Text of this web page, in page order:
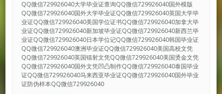
QQ微信729926040大学毕业证查询QQ微信729926040国外模版
QQ微信729926040国外大学毕业证QQ微信729926040英国大学毕
业证QQ微信729926040美国学位证书QQ微信729926040加拿大毕
业证QQ微信729926040新加坡毕业证QQ微信729926040新西兰毕
业证QQ微信729926040日本学位记QQ微信729926040韩国毕业证
QQ微信729926040澳洲毕业证QQ微信729926040美国高校文凭
QQ微信729926040英国镭射文凭QQ微信729926040美国烫金文凭
QQ微信729926040国外文凭凹凸制作QQ微信729926040泰国毕业
证QQ微信729926040马来西亚毕业证QQ微信729926040国外毕业
证防伪样本QQ微信729926040